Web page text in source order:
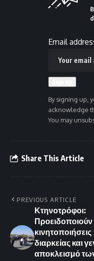
Email
By signing up,
acknowledge
You may
Share This Article
PREVIOUS ARTICLE
Κτηνοτρόφοι:
Προειδοποιούν
κινητοποιήσεις
διαρκείας και
αποκλεισμό